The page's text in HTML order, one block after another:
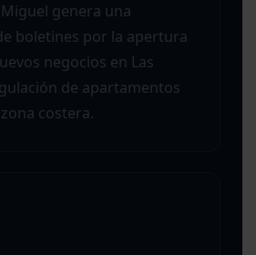
genera una
boletines por la apertura
negocios en Las
de apartamentos
costera.